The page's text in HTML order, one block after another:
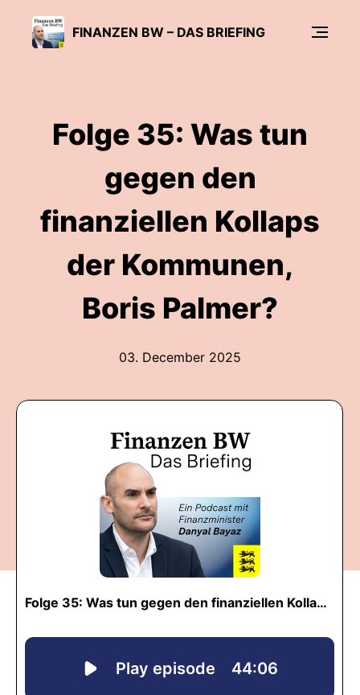
FINANZEN BW – DAS BRIEFING
Folge 35: Was tun
gegen den
finanziellen Kollaps
der Kommunen,
Boris Palmer?
03. December 2025